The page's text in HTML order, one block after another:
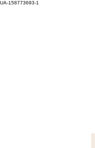
UA-158773693-1